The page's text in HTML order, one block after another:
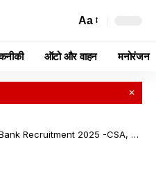
Aa
ऑटो और वाहन मनोरंजन
✕
2025 -CSA, PO और SO (185 पद) के लिए आवेदन शुरू, यहाँ है पूरी जानकारी!